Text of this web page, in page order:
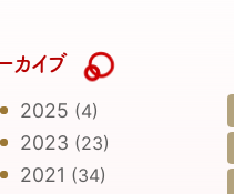
カイブ
2025 (4)
2023 (23)
2021 (34)